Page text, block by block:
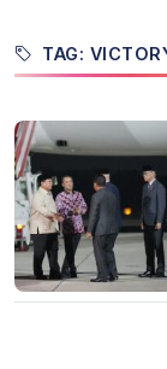
TAG: